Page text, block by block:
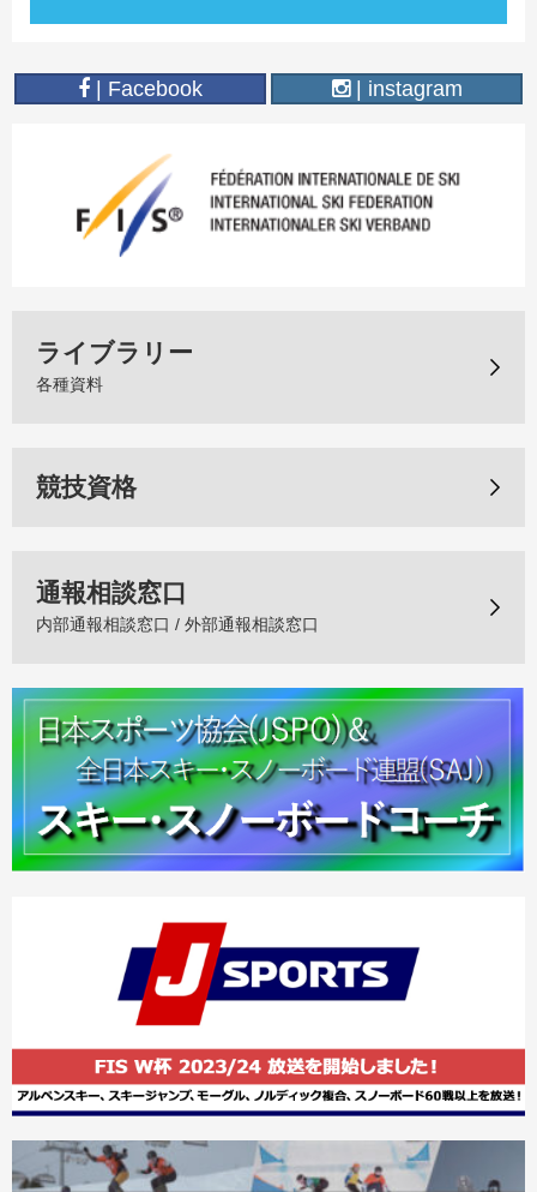
| Facebook | instagram
ライブラリー
各種資料
競技資格
通報相談窓口
内部通報相談窓口 / 外部通報相談窓口